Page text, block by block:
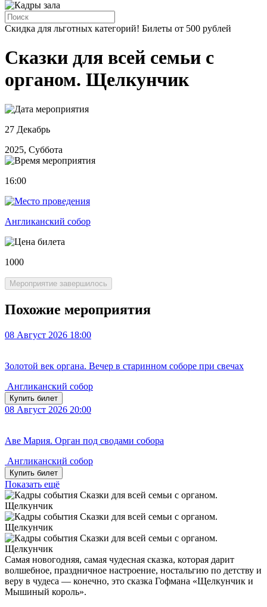
Скидка для льготных категорий! Билеты от 500 рублей
Сказки для всей семьи с
органом. Щелкунчик
27 Декабрь
2025, Суббота
16:00
Англиканский собор
1000
Мероприятие завершилось
Похожие мероприятия
08 Август 2026 18:00
Золотой век органа. Вечер в старинном соборе при свечах
Англиканский собор
Купить билет
08 Август 2026 20:00
Аве Мария. Орган под сводами собора
Англиканский собор
Купить билет
Показать ещё
Самая новогодняя, самая чудесная сказка, которая дарит
волшебное, праздничное настроение, ностальгию по детству и
веру в чудеса — конечно, это сказка Гофмана «Щелкунчик и
Мышиный король».